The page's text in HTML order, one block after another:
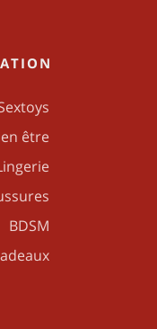
être
BDSM